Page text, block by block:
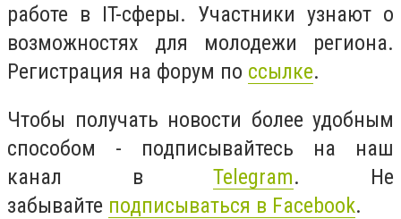
работе в IT-сферы. Участники узнают о
возможностях для молодежи региона.
Регистрация на форум по ссылке.
Чтобы получать новости более удобным
способом - подписывайтесь на наш
канал вTelegram. Не
забывайте подписываться в Facebook.